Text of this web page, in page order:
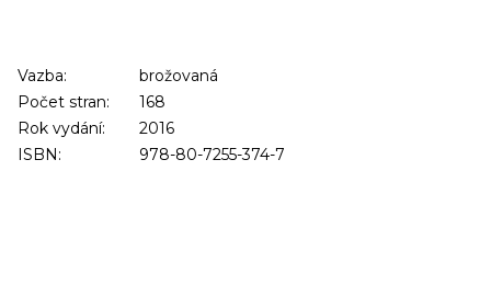
Vazba:
brožovaná
Počet stran:
168
Rok vydání:
2016
ISBN:
978-80-7255-374-7